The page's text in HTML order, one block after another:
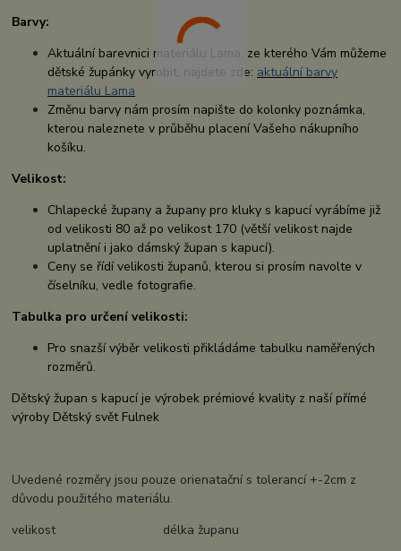
Barvy:
Aktuální barevnici materiálu Lama, ze kterého Vám můžeme
dětské župánky vyrobit, najdete zde: aktuální barvy
materiálu Lama
Změnu barvy nám prosím napište do kolonky poznámka,
kterou naleznete v průběhu placení Vašeho nákupního
košíku.
Velikost:
Chlapecké župany a župany pro kluky s kapucí vyrábíme již
od velikosti 80 až po velikost 170 (větší velikost najde
uplatnění i jako dámský župan s kapucí).
Ceny se řídí velikosti županů, kterou si prosím navolte v
číselníku, vedle fotografie.
Tabulka pro určení velikosti:
Pro snazší výběr velikosti přikládáme tabulku naměřených
rozměrů.
Dětský župan s kapucí je výrobek prémiové kvality z naší přímé
výroby Dětský svět Fulnek
Uvedené rozměry jsou pouze orienatační s tolerancí +-2cm z
důvodu použitého materiálu.
velikost délka županu